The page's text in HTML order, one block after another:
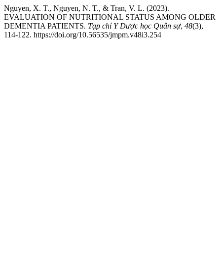
Nguyen, X. T., Nguyen, N. T., & Tran, V. L. (2023).
EVALUATION OF NUTRITIONAL STATUS AMONG OLDER
DEMENTIA PATIENTS. Tạp chí Y Dược học Quân sự, 48(3),
114-122. https://doi.org/10.56535/jmpm.v48i3.254